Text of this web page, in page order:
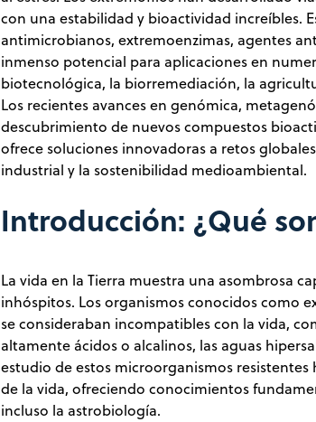
con una estabilidad y bioactividad increíbles.
antimicrobianos, extremoenzimas, agentes
inmenso potencial para aplicaciones en
biotecnológica, la biorremediación, la
Los recientes avances en genómica,
descubrimiento de nuevos compuestos
ofrece soluciones innovadoras a retos
industrial y la sostenibilidad medioambiental.
Introducción: ¿Qué
La vida en la Tierra muestra una asombrosa
inhóspitos. Los organismos conocidos como
se consideraban incompatibles con la vida,
altamente ácidos o alcalinos, las aguas
estudio de estos microorganismos
de la vida, ofreciendo conocimientos
incluso la astrobiología.